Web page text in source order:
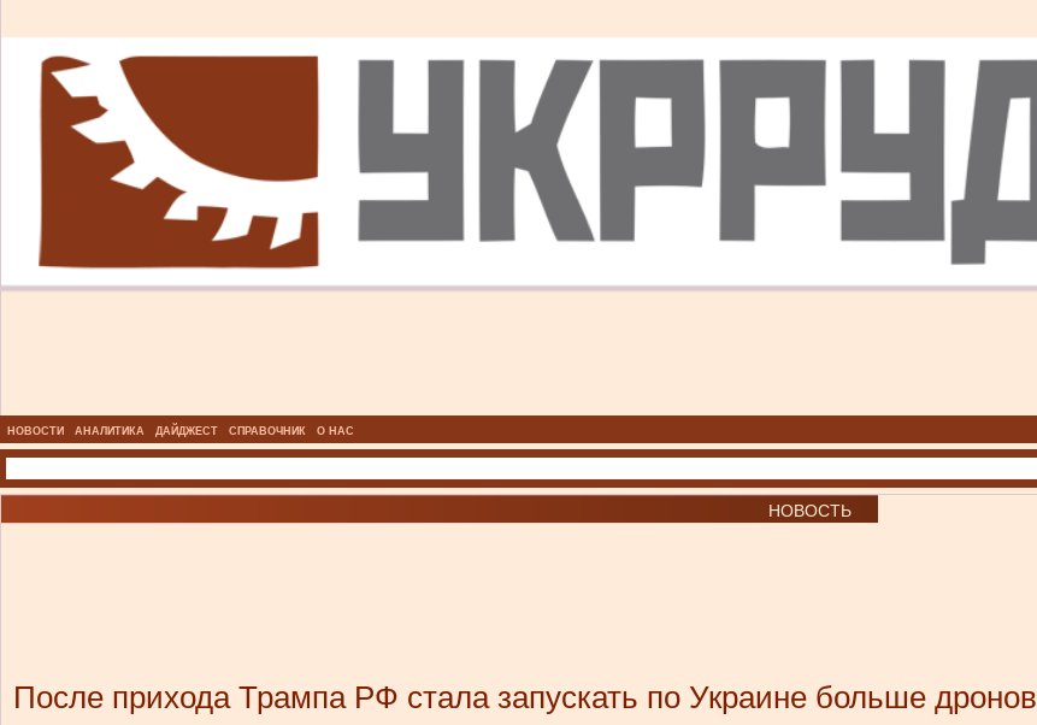
НОВОСТИ АНАЛИТИКА ДАЙДЖЕСТ СПРАВОЧНИК О НАС
НОВОСТЬ
После прихода Трампа РФ стала запускать по Украине больше дронов